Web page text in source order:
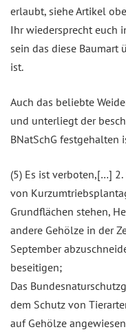
erlaubt, siehe Artikel
Ihr wiedersprecht euch
sein das diese
ist.
Auch das beliebte
und unterliegt der
BNatSchG
(5) Es ist verboten,[…]
von
Grundflächen stehen,
andere Gehölze in der
September
beseitigen;
Das
dem Schutz von
auf Gehölze